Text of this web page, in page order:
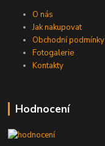
O nás
Jak nakupovat
Obchodní podmínky
Fotogalerie
Kontakty
Hodnocení